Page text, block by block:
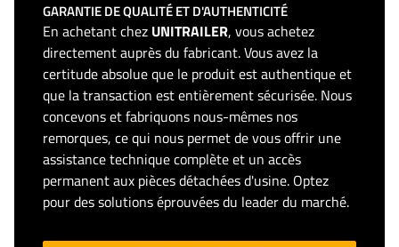
GARANTIE DE QUALITÉ ET D'AUTHENTICITÉ
En achetant chez UNITRAILER, vous achetez
directement auprès du fabricant. Vous avez la
certitude absolue que le produit est authentique et
que la transaction est entièrement sécurisée. Nous
concevons et fabriquons nous-mêmes nos
remorques, ce qui nous permet de vous offrir une
assistance technique complète et un accès
permanent aux pièces détachées d'usine. Optez
pour des solutions éprouvées du leader du marché.